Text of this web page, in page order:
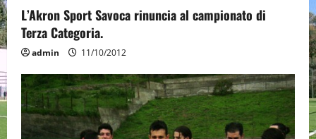
L’Akron Sport Savoca rinuncia al campionato di
Terza Categoria.
admin 11/10/2012